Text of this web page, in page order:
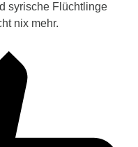
syrische Flüchtlinge
nix mehr.